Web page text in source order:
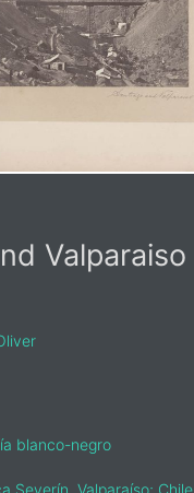
Valparaiso
blanco-negro
Severín, Valparaíso; Chile